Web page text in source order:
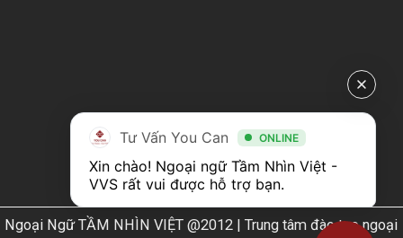
Ngoại Ngữ TẦM NHÌN VIỆT @2012 | Trung tâm đào tạo ngoại
Tư Vấn You Can ONLINE
Xin chào! Ngoại ngữ Tầm Nhìn Việt -
VVS rất vui được hỗ trợ bạn.